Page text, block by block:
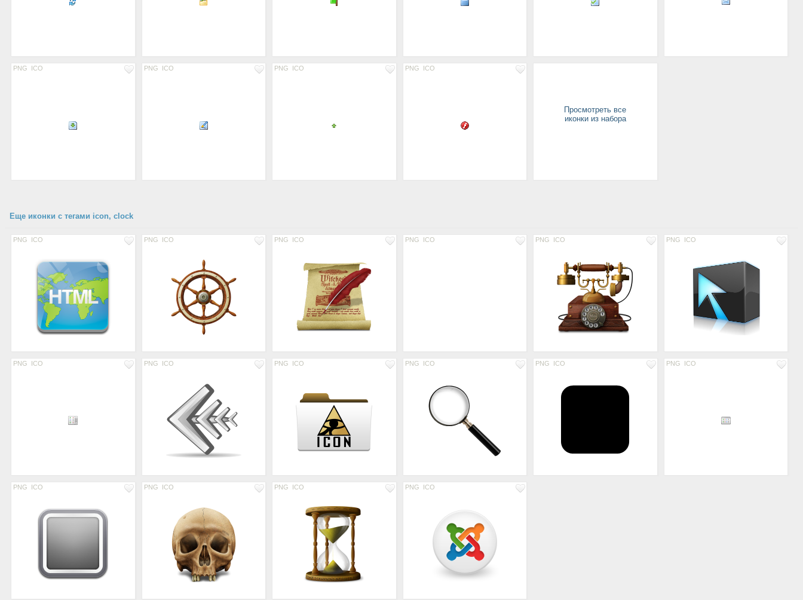
PNG ICO PNG ICO PNG ICO PNG ICO
Просмотреть все
иконки из набора
Еще иконки с тегами icon, clock
PNG ICO PNG ICO PNG ICO PNG ICO PNG ICO PNG ICO
PNG ICO PNG ICO PNG ICO PNG ICO PNG ICO PNG ICO
PNG ICO PNG ICO PNG ICO PNG ICO